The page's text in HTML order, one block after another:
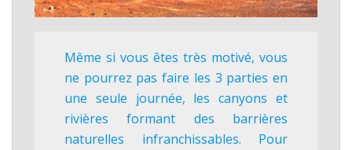
Même si vous êtes très motivé, vous
ne pourrez pas faire les 3 parties en
une seule journée, les canyons et
rivières formant des barrières
naturelles infranchissables. Pour